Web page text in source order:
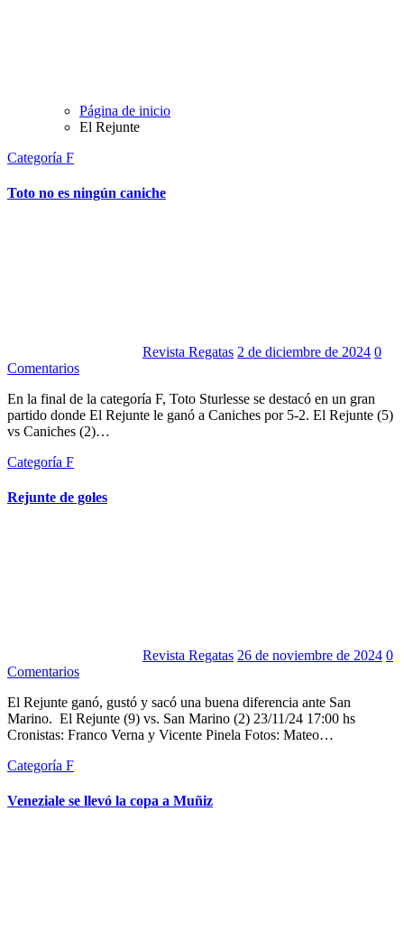
Página de inicio
El Rejunte
Categoría F
Toto no es ningún caniche
Revista Regatas 2 de diciembre de 2024 0
Comentarios
En la final de la categoría F, Toto Sturlesse se destacó en un gran
partido donde El Rejunte le ganó a Caniches por 5-2. El Rejunte (5)
vs Caniches (2)…
Categoría F
Rejunte de goles
Revista Regatas 26 de noviembre de 2024 0
Comentarios
El Rejunte ganó, gustó y sacó una buena diferencia ante San
Marino. El Rejunte (9) vs. San Marino (2) 23/11/24 17:00 hs
Cronistas: Franco Verna y Vicente Pinela Fotos: Mateo…
Categoría F
Veneziale se llevó la copa a Muñiz